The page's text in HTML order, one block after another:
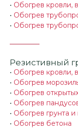
• Обогрев кровли,
• Обогрев
• Обогрев
Резистивный
• Обогрев кровли,
• Обогрев
• Обогрев
• Обогрев
• Обогрев грунта и
• Обогрев бетона